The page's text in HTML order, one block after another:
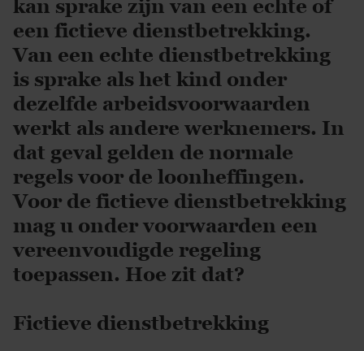
kan sprake zijn van een echte of
een fictieve dienstbetrekking.
Van een echte dienstbetrekking
is sprake als het kind onder
dezelfde arbeidsvoorwaarden
werkt als andere werknemers. In
dat geval gelden de normale
regels voor de loonheffingen.
Voor de fictieve dienstbetrekking
mag u onder voorwaarden een
vereenvoudigde regeling
toepassen. Hoe zit dat?
Fictieve dienstbetrekking